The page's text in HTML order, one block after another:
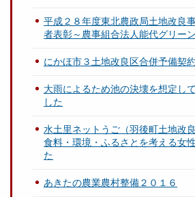
平成２８年度東北農政局土地改良
者表彰～農事組合法人能代グリー
にかほ市３土地改良区合併予備契
大雨によるため池の決壊を想定し
した
水土里ネットうご（羽後町土地改
食料・環境・ふるさとを考える女
た
あきたの農業農村整備２０１６